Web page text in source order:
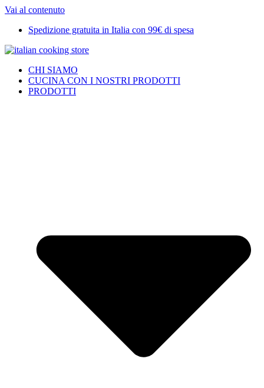
Vai al contenuto
Spedizione gratuita in Italia con 99€ di spesa
CHI SIAMO
CUCINA CON I NOSTRI PRODOTTI
PRODOTTI